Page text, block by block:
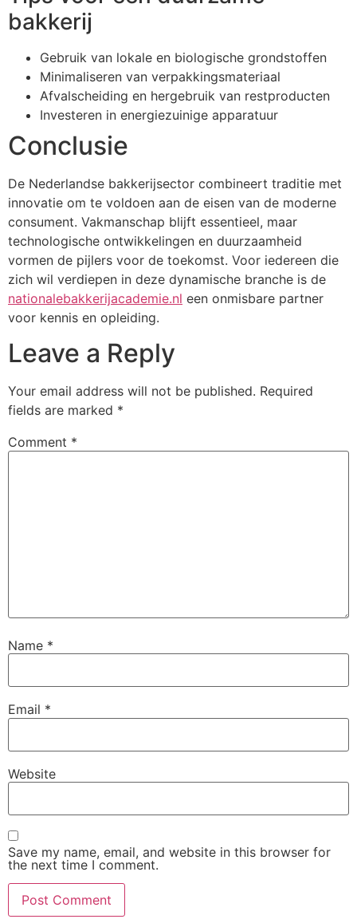
bakkerij
Gebruik van lokale en biologische grondstoffen
Minimaliseren van verpakkingsmateriaal
Afvalscheiding en hergebruik van restproducten
Investeren in energiezuinige apparatuur
Conclusie
De Nederlandse bakkerijsector combineert traditie met
innovatie om te voldoen aan de eisen van de moderne
consument. Vakmanschap blijft essentieel, maar
technologische ontwikkelingen en duurzaamheid
vormen de pijlers voor de toekomst. Voor iedereen die
zich wil verdiepen in deze dynamische branche is de
nationalebakkerijacademie.nl een onmisbare partner
voor kennis en opleiding.
Leave a Reply
Your email address will not be published. Required
fields are marked *
Comment *
Name *
Email *
Website
Save my name, email, and website in this browser for
the next time I comment.